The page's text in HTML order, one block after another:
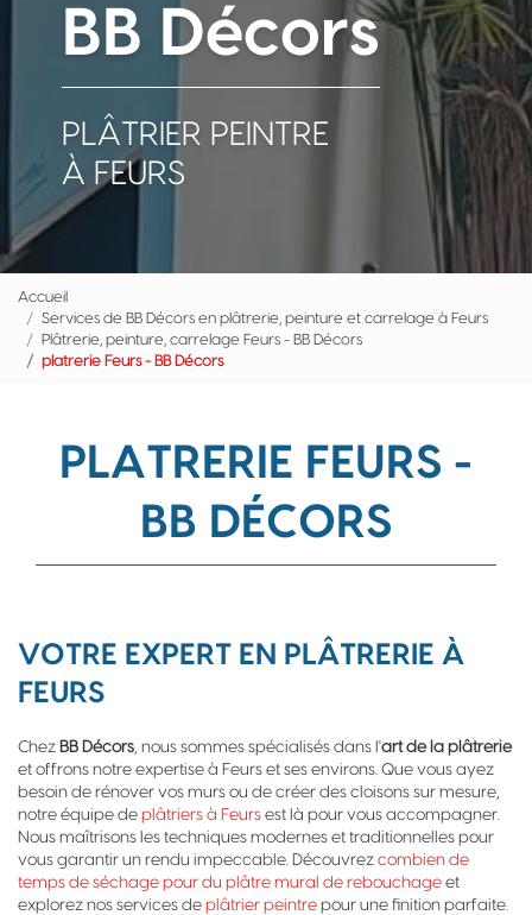
BB Décors
PLÂTRIER PEINTRE
À FEURS
Accueil
Services de BB Décors en plâtrerie, peinture et carrelage à Feurs
Plâtrerie, peinture, carrelage Feurs - BB Décors
platrerie Feurs - BB Décors
PLATRERIE FEURS -
BB DÉCORS
VOTRE EXPERT EN PLÂTRERIE À
FEURS
Chez BB Décors, nous sommes spécialisés dans l'art de la plâtrerie
et offrons notre expertise à Feurs et ses environs. Que vous ayez
besoin de rénover vos murs ou de créer des cloisons sur mesure,
notre équipe de plâtriers à Feurs est là pour vous accompagner.
Nous maîtrisons les techniques modernes et traditionnelles pour
vous garantir un rendu impeccable. Découvrez combien de
temps de séchage pour du plâtre mural de rebouchage et
explorez nos services de plâtrier peintre pour une finition parfaite.